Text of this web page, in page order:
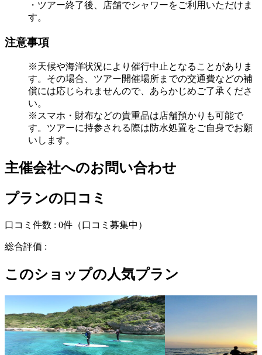
・ツアー終了後、店舗でシャワーをご利用いただけま
す。
注意事項
※天候や海洋状況により催行中止となることがありま
す。その場合、ツアー開催場所までの交通費などの補
償には応じられませんので、あらかじめご了承くださ
い。
※スマホ・財布などの貴重品は店舗預かりも可能で
す。ツアーに持参される際は防水処置をご自身でお願
いします。
主催会社へのお問い合わせ
プランの口コミ
口コミ件数 : 0件 （口コミ募集中）
総合評価 :
このショップの人気プラン